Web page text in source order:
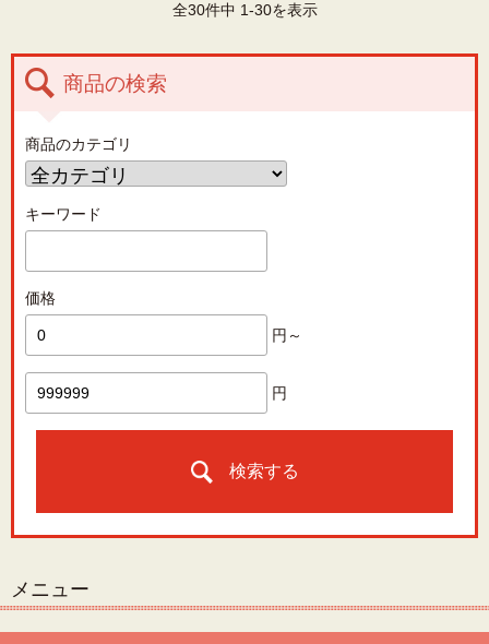
全30件中 1-30を表示
商品の検索
商品のカテゴリ
キーワード
価格
円～
円
検索する
メニュー